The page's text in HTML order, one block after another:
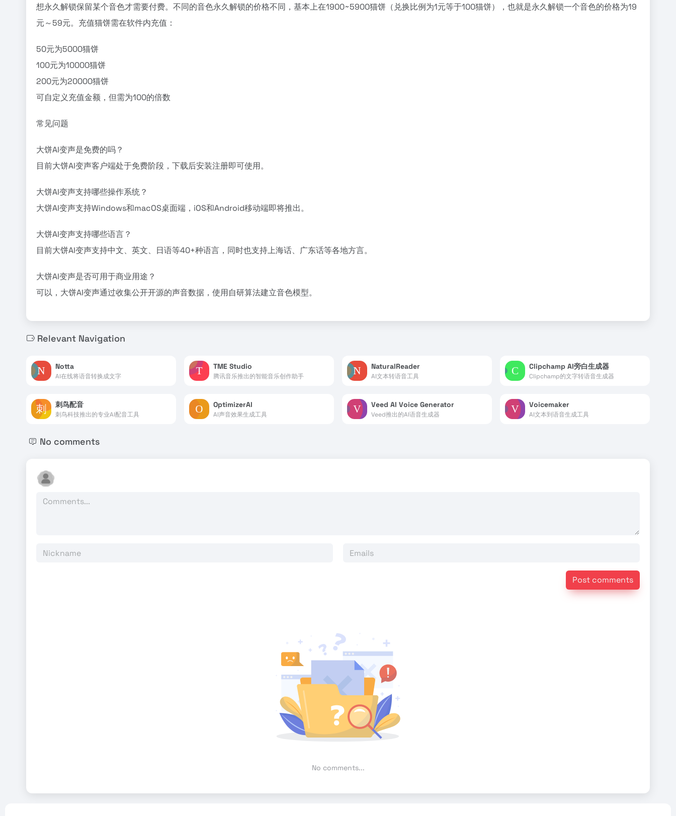
想永久解锁保留某个音色才需要付费。不同的音色永久解锁的价格不同，基本上在1900~5900猫饼（兑换比例为1元等于100猫饼），也就是永久解锁一个音色的价格为19
元～59元。充值猫饼需在软件内充值：
50元为5000猫饼
100元为10000猫饼
200元为20000猫饼
可自定义充值金额，但需为100的倍数
常见问题
大饼AI变声是免费的吗？
目前大饼AI变声客户端处于免费阶段，下载后安装注册即可使用。
大饼AI变声支持哪些操作系统？
大饼AI变声支持Windows和macOS桌面端，iOS和Android移动端即将推出。
大饼AI变声支持哪些语言？
目前大饼AI变声支持中文、英文、日语等40+种语言，同时也支持上海话、广东话等各地方言。
大饼AI变声是否可用于商业用途？
可以，大饼AI变声通过收集公开开源的声音数据，使用自研算法建立音色模型。
Relevant Navigation
Notta
AI在线将语音转换成文字
TME Studio
腾讯音乐推出的智能音乐创作助手
NaturalReader
AI文本转语音工具
Clipchamp AI旁白生成器
Clipchamp的文字转语音生成器
刺鸟配音
刺鸟科技推出的专业AI配音工具
OptimizerAI
AI声音效果生成工具
Veed AI Voice Generator
Veed推出的AI语音生成器
Voicemaker
AI文本到语音生成工具
No comments
Post comments
No comments...